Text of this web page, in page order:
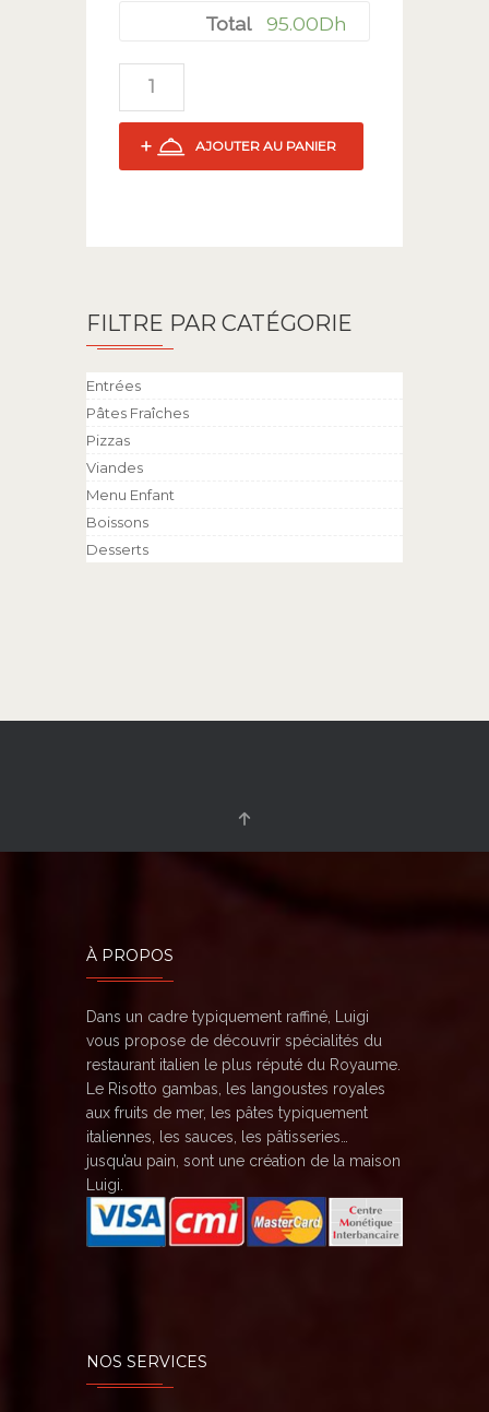
Total 95.00Dh
AJOUTER AU PANIER
FILTRE PAR CATÉGORIE
Entrées
Pâtes Fraîches
Pizzas
Viandes
Menu Enfant
Boissons
Desserts
À PROPOS
Dans un cadre typiquement raffiné, Luigi
vous propose de découvrir spécialités du
restaurant italien le plus réputé du Royaume.
Le Risotto gambas, les langoustes royales
aux fruits de mer, les pâtes typiquement
italiennes, les sauces, les pâtisseries…
jusqu’au pain, sont une création de la maison
Luigi.
NOS SERVICES